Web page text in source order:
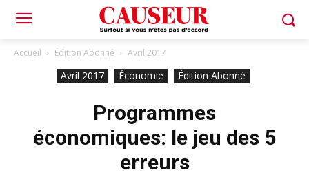
Accueil Édition Abonné Avril 2017
Avril 2017 Économie Édition Abonné
Programmes
économiques: le jeu des 5
erreurs